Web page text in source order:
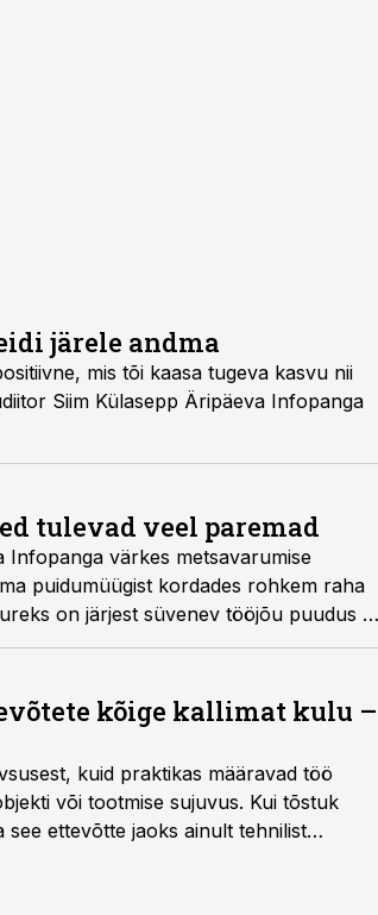
järele andma
mis tõi kaasa tugeva kasvu nii
Siim Külasepp Äripäeva Infopanga
tulevad veel paremad
Infopanga värkes metsavarumise
puidumüügist kordades rohkem raha
on järjest süvenev tööjõu puudus ja
kõige kallimat kulu –
kuid praktikas määravad töö
või tootmise sujuvus. Kui tõstuk
ettevõtte jaoks ainult tehnilist